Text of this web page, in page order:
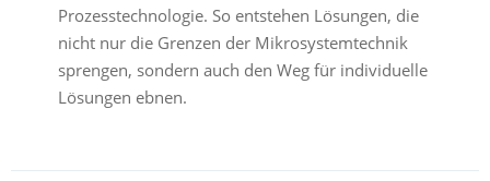
Prozesstechnologie. So entstehen Lösungen, die
nicht nur die Grenzen der Mikrosystemtechnik
sprengen, sondern auch den Weg für individuelle
Lösungen ebnen.